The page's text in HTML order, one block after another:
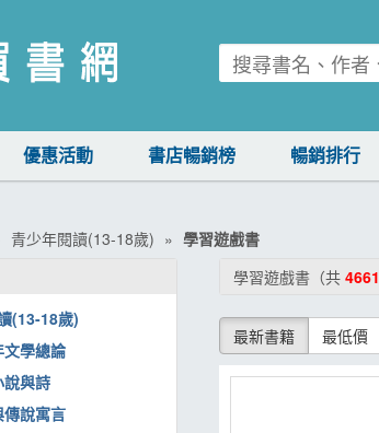
優惠活動 書店暢銷榜 暢銷排行
青少年閱讀(13-18歲)
學習遊戲書
學習遊戲書（共 4661
最新書籍 最低價
(13-18歲)
學總論
與詩
說寓言